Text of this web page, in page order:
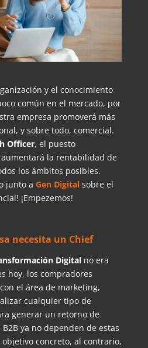
y el conocimiento
común en el mercado, por
empresa promoverá más
y sobre todo, comercial.
Officer, el puesto
la rentabilidad de
los ámbitos posibles.
junto a Gen Digitalsobre el
¡Empezemos!
necesita un Chief
Digitalno era
hoy, los compradores
el área de marketing,
cualquier tipo de
generar un retorno de
ya no dependen de estas
concreto, al contrario,